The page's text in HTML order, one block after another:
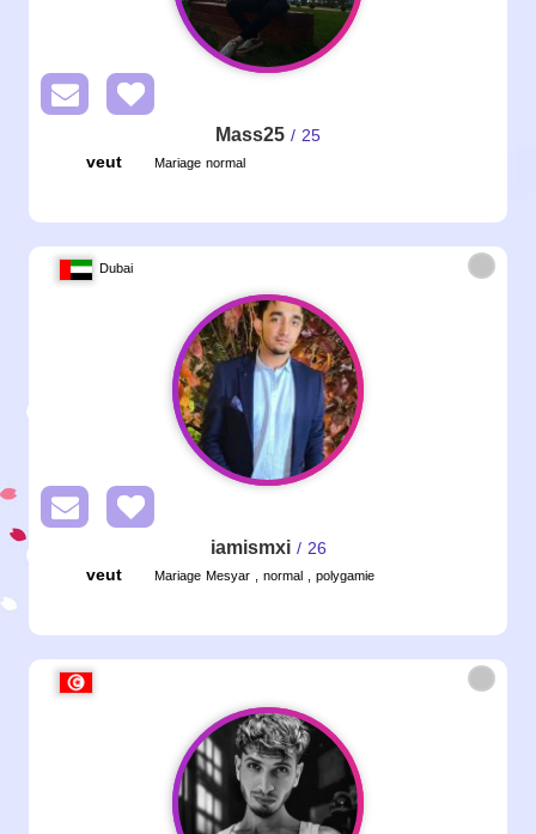
Mass25/ 25
veut
Mariage normal
Dubai
iamismxi / 26
veut
Mariage Mesyar , normal , polygamie